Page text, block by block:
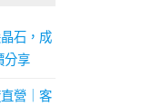
石，成
分享
營｜客